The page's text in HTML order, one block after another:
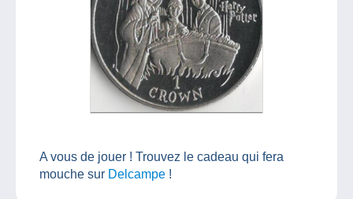
A vous de jouer ! Trouvez le cadeau qui fera
mouche sur Delcampe !